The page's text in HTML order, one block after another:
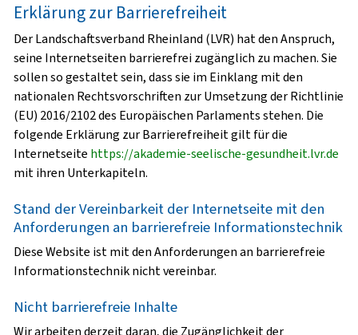
Erklärung zur Barrierefreiheit
Der Landschaftsverband Rheinland (LVR) hat den Anspruch,
seine Internetseiten barrierefrei zugänglich zu machen. Sie
sollen so gestaltet sein, dass sie im Einklang mit den
nationalen Rechtsvorschriften zur Umsetzung der Richtlinie
(EU) 2016/2102 des Europäischen Parlaments stehen. Die
folgende Erklärung zur Barrierefreiheit gilt für die
Internetseite https://akademie-seelische-gesundheit.lvr.de
mit ihren Unterkapiteln.
Stand der Vereinbarkeit der Internetseite mit den
Anforderungen an barrierefreie Informationstechnik
Diese Website ist mit den Anforderungen an barrierefreie
Informationstechnik nicht vereinbar.
Nicht barrierefreie Inhalte
Wir arbeiten derzeit daran, die Zugänglichkeit der